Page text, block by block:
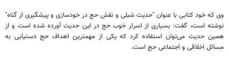
وی که خود کتابی با عنوان "حدیث شبلی و نقش حج در خودسازی و پیشگیری از گناه"
نوشته است، گفت: بسیاری از اسرار خوب حج در این حدیث آورده شده است و از
همین حدیث می‌توان استفاده کرد که یکی از مهمترین اهداف حج دستیابی به
مسائل اخلاقی و اجتماعی حج است.